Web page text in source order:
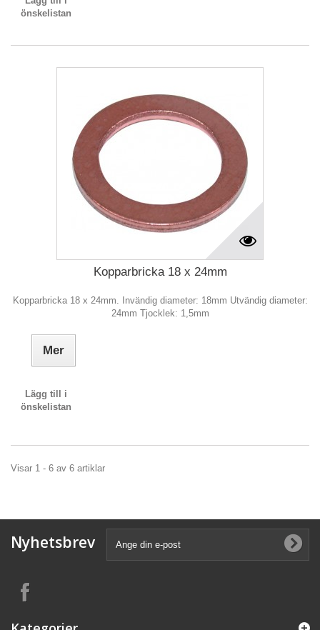
önskelistan
Kopparbricka 18 x 24mm
Kopparbricka 18 x 24mm. Invändig diameter: 18mm Utvändig diameter:
24mm Tjocklek: 1,5mm
Mer
Lägg till i
önskelistan
Visar 1 - 6 av 6 artiklar
Nyhetsbrev